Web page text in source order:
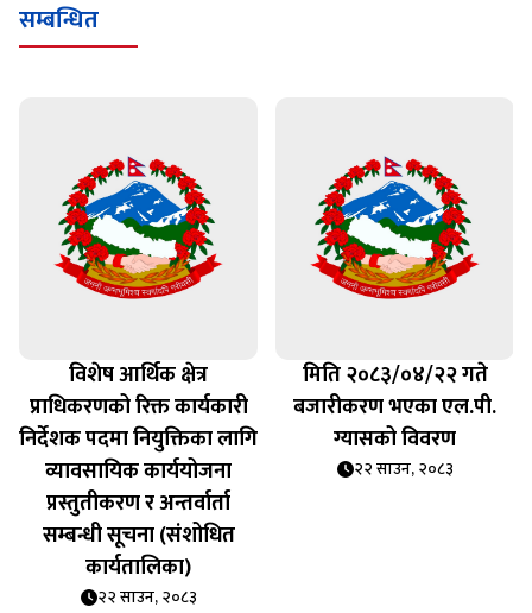
सम्बन्धित
विशेष आर्थिक क्षेत्र
प्राधिकरणको रिक्त कार्यकारी
निर्देशक पदमा नियुक्तिका लागि
व्यावसायिक कार्ययोजना
प्रस्तुतीकरण र अन्तर्वार्ता
सम्बन्धी सूचना (संशोधित
कार्यतालिका)
२२ साउन, २०८३
मिति २०८३/०४/२२ गते
बजारीकरण भएका एल.पी.
ग्यासको विवरण
२२ साउन, २०८३